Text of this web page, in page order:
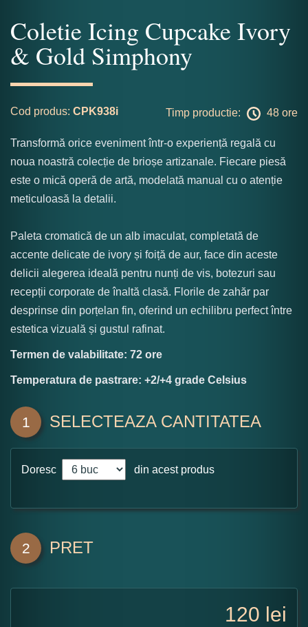
Coletie Icing Cupcake Ivory
& Gold Simphony
Cod produs: CPK938i Timp productie: 48 ore
Transformă orice eveniment într-o experiență regală cu
noua noastră colecție de brioșe artizanale. Fiecare piesă
este o mică operă de artă, modelată manual cu o atenție
meticuloasă la detalii.
Paleta cromatică de un alb imaculat, completată de
accente delicate de ivory și foiță de aur, face din aceste
delicii alegerea ideală pentru nunți de vis, botezuri sau
recepții corporate de înaltă clasă. Florile de zahăr par
desprinse din porțelan fin, oferind un echilibru perfect între
estetica vizuală și gustul rafinat.
Termen de valabilitate: 72 ore
Temperatura de pastrare: +2/+4 grade Celsius
1 SELECTEAZA CANTITATEA
Doresc din acest produs
2 PRET
120 lei